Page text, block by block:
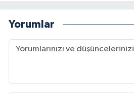
Yorumlar